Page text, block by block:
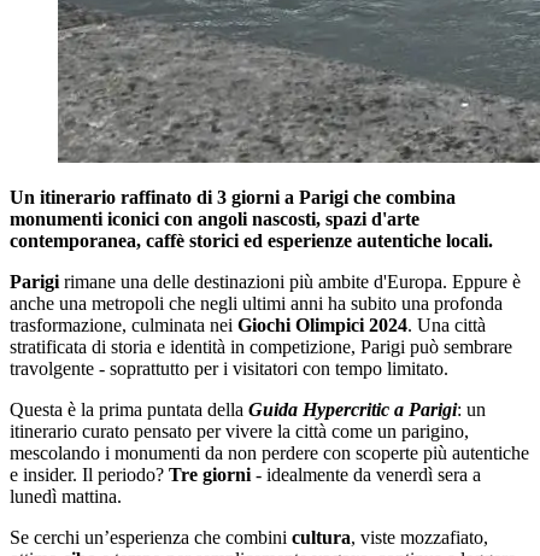
Un itinerario raffinato di 3 giorni a Parigi che combina
monumenti iconici con angoli nascosti, spazi d'arte
contemporanea, caffè storici ed esperienze autentiche locali.
Parigi rimane una delle destinazioni più ambite d'Europa. Eppure è
anche una metropoli che negli ultimi anni ha subito una profonda
trasformazione, culminata nei Giochi Olimpici 2024. Una città
stratificata di storia e identità in competizione, Parigi può sembrare
travolgente - soprattutto per i visitatori con tempo limitato.
Questa è la prima puntata della Guida Hypercritic a Parigi: un
itinerario curato pensato per vivere la città come un parigino,
mescolando i monumenti da non perdere con scoperte più autentiche
e insider. Il periodo? Tre giorni - idealmente da venerdì sera a
lunedì mattina.
Se cerchi un’esperienza che combini cultura, viste mozzafiato,